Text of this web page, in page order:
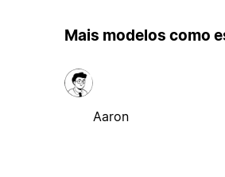
Mais modelos como
Aaron